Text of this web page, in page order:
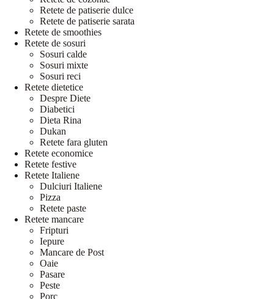
Retete de patiserie dulce
Retete de patiserie sarata
Retete de smoothies
Retete de sosuri
Sosuri calde
Sosuri mixte
Sosuri reci
Retete dietetice
Despre Diete
Diabetici
Dieta Rina
Dukan
Retete fara gluten
Retete economice
Retete festive
Retete Italiene
Dulciuri Italiene
Pizza
Retete paste
Retete mancare
Fripturi
Iepure
Mancare de Post
Oaie
Pasare
Peste
Porc